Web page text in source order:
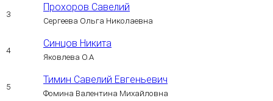
13
Прохоров Савелий
Сергеева Ольга Николаевна
14
Синцов Никита
Яковлева О.А
15
Тимин Савелий Евгеньевич
Фомина Валентина Михайловна